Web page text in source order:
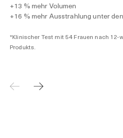
+13 % mehr Volumen
+16 % mehr Ausstrahlung unter
*Klinischer Test mit 54 Frauen nach 12-
Produkts.